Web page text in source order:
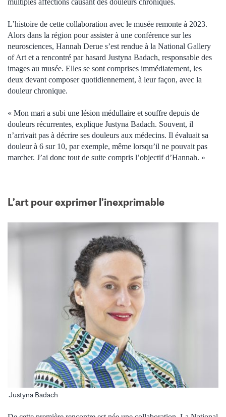
L’histoire de cette collaboration avec le musée remonte à 2023.
Alors dans la région pour assister à une conférence sur les
neurosciences, Hannah Derue s’est rendue à la National Gallery
of Art et a rencontré par hasard Justyna Badach, responsable des
images au musée. Elles se sont comprises immédiatement, les
deux devant composer quotidiennement, à leur façon, avec la
douleur chronique.
« Mon mari a subi une lésion médullaire et souffre depuis de
douleurs récurrentes, explique Justyna Badach. Souvent, il
n’arrivait pas à décrire ses douleurs aux médecins. Il évaluait sa
douleur à 6 sur 10, par exemple, même lorsqu’il ne pouvait pas
marcher. J’ai donc tout de suite compris l’objectif d’Hannah. »
L’art pour exprimer l’inexprimable
Justyna Badach